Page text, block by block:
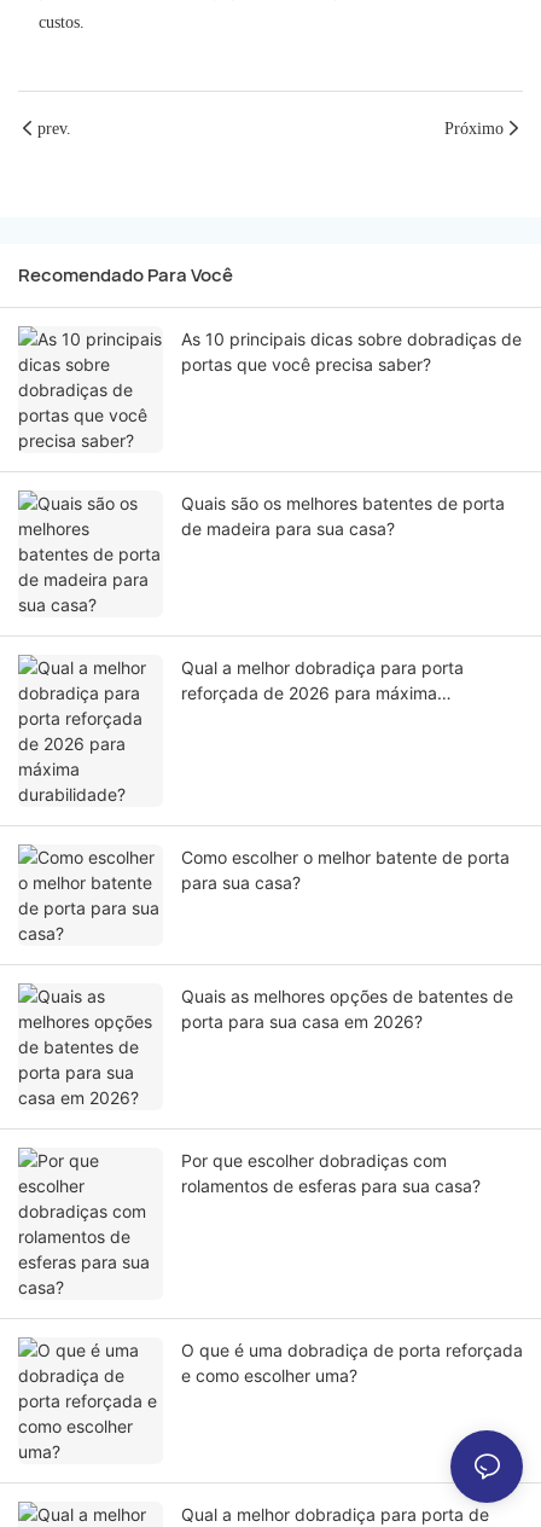
prev. Próximo
Recomendado Para Você
As 10 principais dicas sobre dobradiças de
portas que você precisa saber?
Quais são os melhores batentes de porta
de madeira para sua casa?
Qual a melhor dobradiça para porta
reforçada de 2026 para máxima
Como escolher o melhor batente de porta
para sua casa?
Quais as melhores opções de batentes de
porta para sua casa em 2026?
Por que escolher dobradiças com
rolamentos de esferas para sua casa?
O que é uma dobradiça de porta reforçada
e como escolher uma?
Qual a melhor dobradiça para porta de